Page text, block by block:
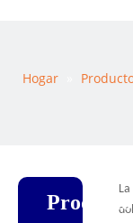
Hogar
Producto